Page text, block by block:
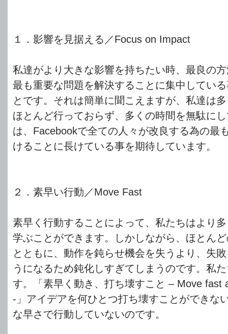
１．影響を見据える／Focus on Impact
私達がより大きな影響を持ちたい時、最良の
最も重要な問題を解決することに集中してい
とです。それは簡単に聞こえますが、私達は
ほとんど行っておらず、多くの時間を無駄に
は、Facebookで全ての人々が改良する為の最
けることに長けている事を期待しています。
２．素早い行動／Move Fast
素早く行動することによって、私たちはより
学ぶことができます。しかしながら、ほとん
とともに、動作を鈍らせ機会を失うより、失
うになるため鈍化しすぎてしまうのです。私
す。「素早く動き、打ち壊すこと – Move fast
-」アイデアを何ひとつ打ち壊すことができな
な早さで行動していないのです。